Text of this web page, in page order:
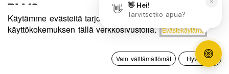
Hinta:
Lisää ostoskoriin
0
Toivelista Tili
PLUS
EAN:8807622101946 Tuotekoodi:329971
Käytämme evästeitä tarjotaksemme sinulle paremman
käyttökokemuksen tällä verkkosivustolla.
Evästekäytäntö
Vain välttämättömät Hyväksyn